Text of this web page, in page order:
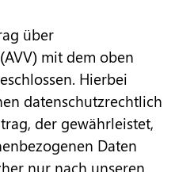
über
mit dem oben
Hierbei
datenschutzrechtlich
der gewährleistet,
Daten
nur nach unseren